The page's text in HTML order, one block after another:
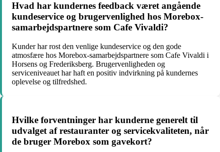
Hvad har kundernes feedback været angående
kundeservice og brugervenlighed hos Morebox-
samarbejdspartnere som Cafe Vivaldi?
Kunder har rost den venlige kundeservice og den gode
atmosfære hos Morebox-samarbejdspartnere som Cafe Vivaldi i
Horsens og Frederiksberg. Brugervenligheden og
serviceniveauet har haft en positiv indvirkning på kundernes
oplevelse og tilfredshed.
Hvilke forventninger har kunderne generelt til
udvalget af restauranter og servicekvaliteten, når
de bruger Morebox som gavekort?